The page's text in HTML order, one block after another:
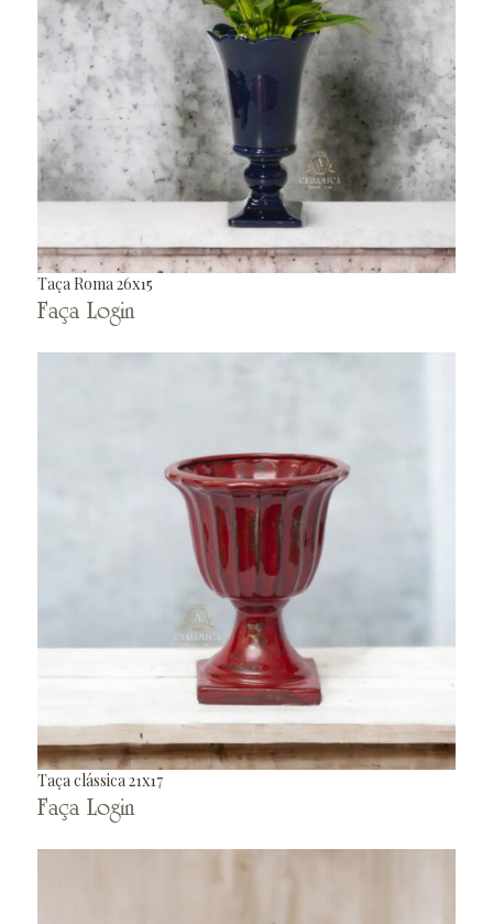
Taça Roma 26x15
Faça Login
Taça clássica 21x17
Faça Login